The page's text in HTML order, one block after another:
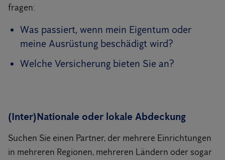
fragen:
Was passiert, wenn mein Eigentum oder
meine Ausrüstung beschädigt wird?
Welche Versicherung bieten Sie an?
(Inter)Nationale oder lokale Abdeckung
Suchen Sie einen Partner, der mehrere Einrichtungen
in mehreren Regionen, mehreren Ländern oder sogar